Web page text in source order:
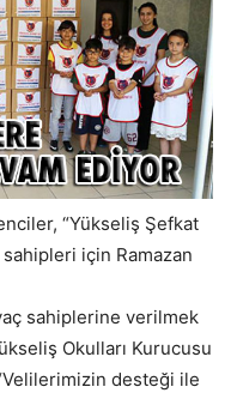
“Yükseliş Şefkat
sahipleri için Ramazan
sahiplerine verilmek
Okulları Kurucusu
desteği ile